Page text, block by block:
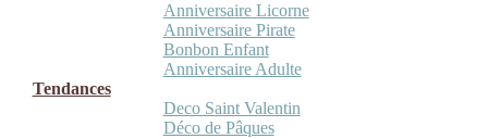
Anniversaire Licorne
Anniversaire Pirate
Bonbon Enfant
Anniversaire Adulte
Tendances
Deco Saint Valentin
Déco de Pâques